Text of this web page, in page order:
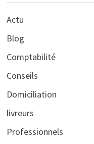
Actu
Blog
Comptabilité
Conseils
Domiciliation
livreurs
Professionnels